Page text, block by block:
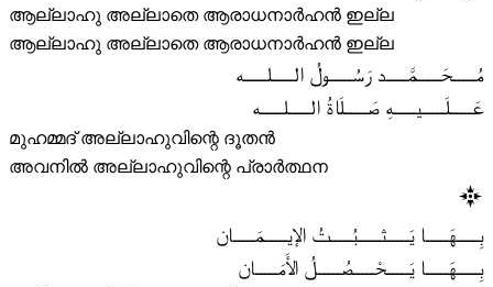
ആല്ലാഹു അല്ലാതെ ആരാധനാർഹൻ ഇല്ല
ആല്ലാഹു അല്ലാതെ ആരാധനാർഹൻ ഇല്ല
مُـــــحَـــــمَّـــــد رَسُـــــولُ الـــــلـــــه
عَـــــلَـــــيـــــهِ صَـــــلَاةُ الـــــلـــــه
മുഹമ്മദ് അല്ലാഹുവിന്റെ ദൂതൻ
അവനിൽ അല്ലാഹുവിന്റെ പ്രാർത്ഥന
بِـــــهَـــــا يَـــــثـــــبُـــــتُ الإيـــــمَـــــان
بِـــــهَـــــا يَـــــحْـــــصُـــــلُ الأَمَـــــان